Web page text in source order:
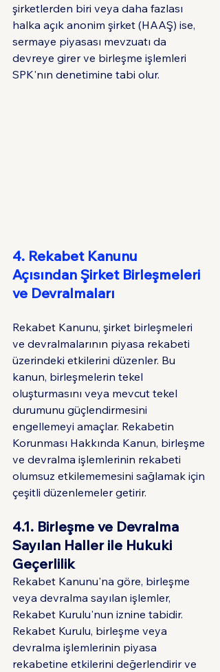
şirketlerden biri veya daha fazlası
halka açık anonim şirket (HAAŞ) ise,
sermaye piyasası mevzuatı da
devreye girer ve birleşme işlemleri
SPK'nın denetimine tabi olur.
4. Rekabet Kanunu
Açısından Şirket Birleşmeleri
ve Devralmaları
Rekabet Kanunu, şirket birleşmeleri
ve devralmalarının piyasa rekabeti
üzerindeki etkilerini düzenler. Bu
kanun, birleşmelerin tekel
oluşturmasını veya mevcut tekel
durumunu güçlendirmesini
engellemeyi amaçlar. Rekabetin
Korunması Hakkında Kanun, birleşme
ve devralma işlemlerinin rekabeti
olumsuz etkilememesini sağlamak için
çeşitli düzenlemeler getirir.
4.1. Birleşme ve Devralma
Sayılan Haller ile Hukuki
Geçerlilik
Rekabet Kanunu'na göre, birleşme
veya devralma sayılan işlemler,
Rekabet Kurulu'nun iznine tabidir.
Rekabet Kurulu, birleşme veya
devralma işlemlerinin piyasa
rekabetine etkilerini değerlendirir ve